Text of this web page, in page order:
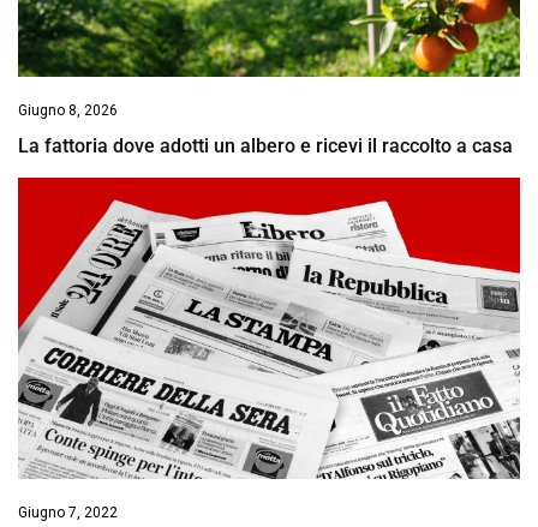
Giugno 8, 2026
La fattoria dove adotti un albero e ricevi il raccolto a casa
Giugno 7, 2022